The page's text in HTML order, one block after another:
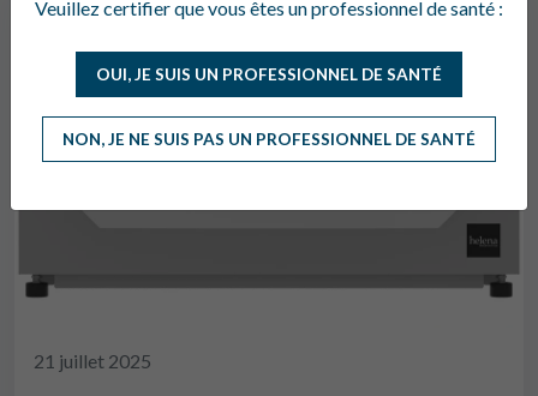
21 juillet 2025
Veuillez certifier que vous êtes un professionnel de santé :
OUI, JE SUIS UN PROFESSIONNEL DE SANTÉ
NON, JE NE SUIS PAS UN PROFESSIONNEL DE SANTÉ